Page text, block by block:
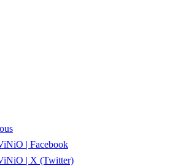
| Facebook
| X (Twitter)